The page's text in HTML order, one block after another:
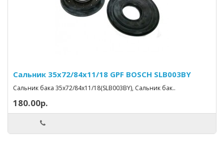
Сальник 35х72/84x11/18 GPF BOSCH SLB003BY
Сальник бака 35x72/84x11/18(SLB003BY), Сальник бак..
180.00р.